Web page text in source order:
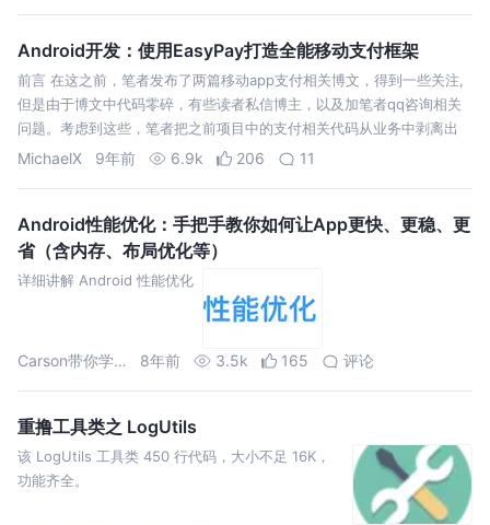
Android开发：使用EasyPay打造全能移动支付框架
前言 在这之前，笔者发布了两篇移动app支付相关博文，得到一些关注,
但是由于博文中代码零碎，有些读者私信博主，以及加笔者qq咨询相关
问题。考虑到这些，笔者把之前项目中的支付相关代码从业务中剥离出
来，重构，形成了现在的EasyPay。 EasyPay项目地址:https://gi…
MichaelX 9年前 6.9k 206 11
Android性能优化：手把手教你如何让App更快、更稳、更
省（含内存、布局优化等）
详细讲解 Android 性能优化
Carson带你学Android 8年前 3.5k 165 评论
重撸工具类之 LogUtils
该 LogUtils 工具类 450 行代码，大小不足 16K，
功能齐全。